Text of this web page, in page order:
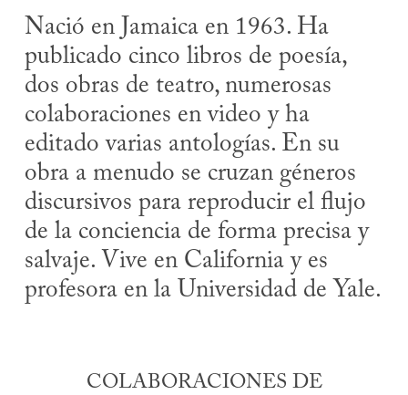
Nació en Jamaica en 1963. Ha
publicado cinco libros de poesía,
dos obras de teatro, numerosas
colaboraciones en video y ha
editado varias antologías. En su
obra a menudo se cruzan géneros
discursivos para reproducir el flujo
de la conciencia de forma precisa y
salvaje. Vive en California y es
profesora en la Universidad de Yale.
COLABORACIONES DE